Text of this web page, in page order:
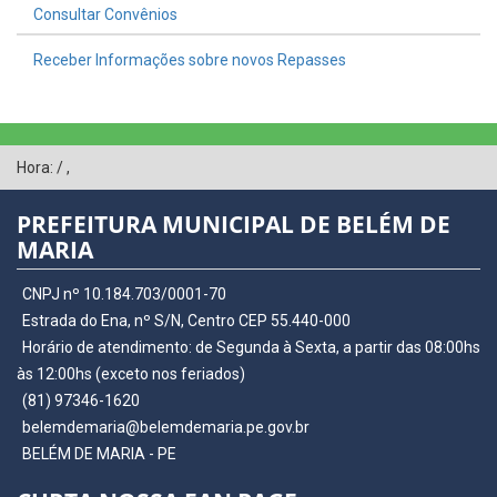
Consultar Convênios
Receber Informações sobre novos Repasses
Hora: /,
PREFEITURA MUNICIPAL DE BELÉM DE
MARIA
CNPJ nº 10.184.703/0001-70
Estrada do Ena, nº S/N, Centro CEP 55.440-000
Horário de atendimento: de Segunda à Sexta, a partir das 08:00hs
às 12:00hs (exceto nos feriados)
(81) 97346-1620
belemdemaria@belemdemaria.pe.gov.br
BELÉM DE MARIA - PE